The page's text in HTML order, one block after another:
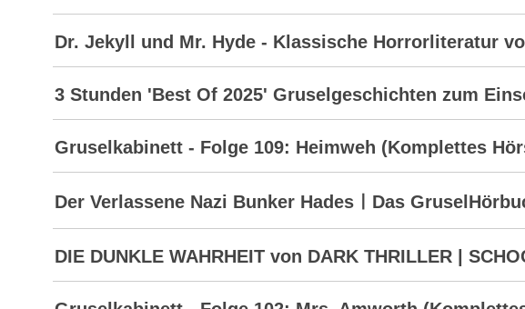
Dr. Jekyll und Mr. Hyde - Klassische Horrorliteratur
3 Stunden 'Best Of 2025' Gruselgeschichten zum
Gruselkabinett - Folge 109: Heimweh (Komplettes
Der Verlassene Nazi Bunker HadesㅣDas
DIE DUNKLE WAHRHEIT von DARK THRILLER |